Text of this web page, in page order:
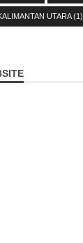
UTARA(1)